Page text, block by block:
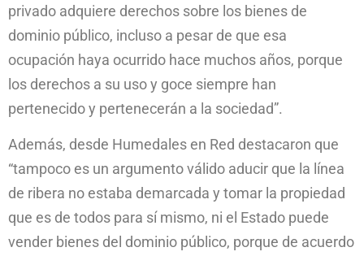
privado adquiere derechos sobre los bienes de
dominio público, incluso a pesar de que esa
ocupación haya ocurrido hace muchos años, porque
los derechos a su uso y goce siempre han
pertenecido y pertenecerán a la sociedad”.
Además, desde Humedales en Red destacaron que
“tampoco es un argumento válido aducir que la línea
de ribera no estaba demarcada y tomar la propiedad
que es de todos para sí mismo, ni el Estado puede
vender bienes del dominio público, porque de acuerdo